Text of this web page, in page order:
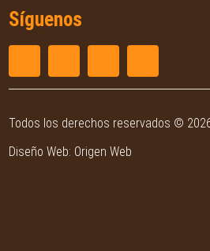
Síguenos
Todos los derechos reservados ©
Diseño Web: Origen Web